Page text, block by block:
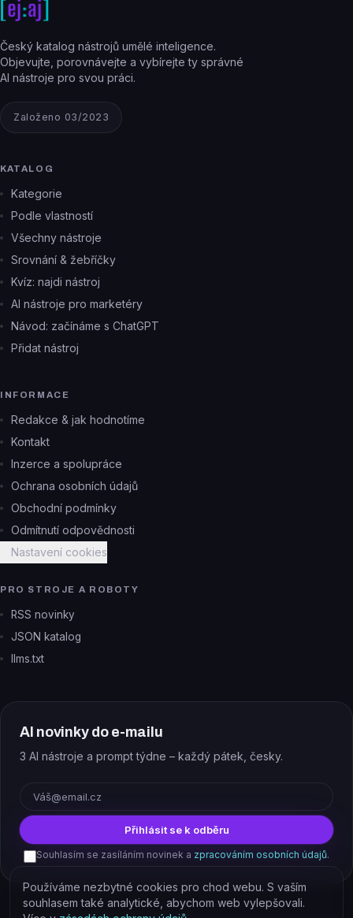
Český katalog nástrojů umělé inteligence.
Objevujte, porovnávejte a vybírejte ty správné
AI nástroje pro svou práci.
Založeno 03/2023
KATALOG
Kategorie
Podle vlastností
Všechny nástroje
Srovnání & žebříčky
Kvíz: najdi nástroj
AI nástroje pro marketéry
Návod: začínáme s ChatGPT
Přidat nástroj
INFORMACE
Redakce & jak hodnotíme
Kontakt
Inzerce a spolupráce
Ochrana osobních údajů
Obchodní podmínky
Odmítnutí odpovědnosti
Nastavení cookies
PRO STROJE A ROBOTY
RSS novinky
JSON katalog
llms.txt
AI novinky do e-mailu
3 AI nástroje a prompt týdne – každý pátek, česky.
Přihlásit se k odběru
Souhlasím se zasíláním novinek a zpracováním osobních údajů.
Používáme nezbytné cookies pro chod webu. S vaším
souhlasem také analytické, abychom web vylepšovali.